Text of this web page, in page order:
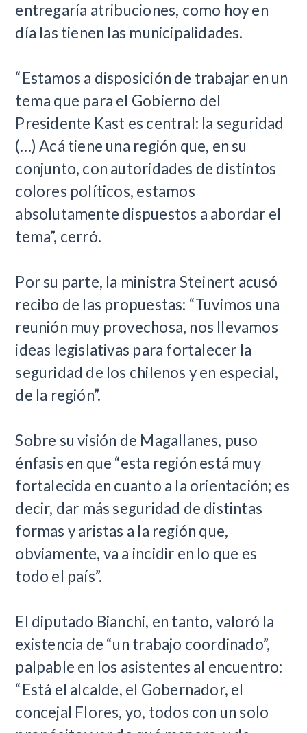
entregaría atribuciones, como hoy en
día las tienen las municipalidades.
“Estamos a disposición de trabajar en un
tema que para el Gobierno del
Presidente Kast es central: la seguridad
(…) Acá tiene una región que, en su
conjunto, con autoridades de distintos
colores políticos, estamos
absolutamente dispuestos a abordar el
tema”, cerró.
Por su parte, la ministra Steinert acusó
recibo de las propuestas: “Tuvimos una
reunión muy provechosa, nos llevamos
ideas legislativas para fortalecer la
seguridad de los chilenos y en especial,
de la región”.
Sobre su visión de Magallanes, puso
énfasis en que “esta región está muy
fortalecida en cuanto a la orientación; es
decir, dar más seguridad de distintas
formas y aristas a la región que,
obviamente, va a incidir en lo que es
todo el país”.
El diputado Bianchi, en tanto, valoró la
existencia de “un trabajo coordinado”,
palpable en los asistentes al encuentro:
“Está el alcalde, el Gobernador, el
concejal Flores, yo, todos con un solo